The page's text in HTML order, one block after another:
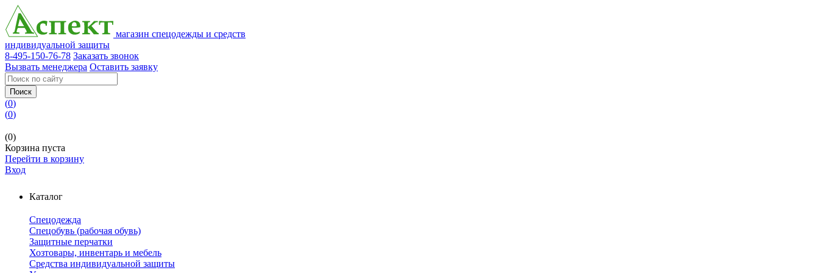
магазин спецодежды и средств
индивидуальной защиты
8-495-150-76-78 Заказать звонок
Вызвать менеджера Оставить заявку
Поиск
(0)
(0)
(0)
Корзина пуста
Перейти в корзину
Вход
Каталог
Спецодежда
Спецобувь (рабочая обувь)
Защитные перчатки
Хозтовары, инвентарь и мебель
Средства индивидуальной защиты